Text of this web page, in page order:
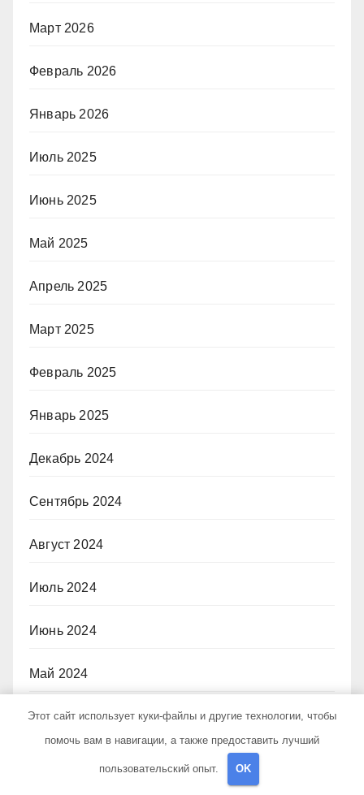
Март 2026
Февраль 2026
Январь 2026
Июль 2025
Июнь 2025
Май 2025
Апрель 2025
Март 2025
Февраль 2025
Январь 2025
Декабрь 2024
Сентябрь 2024
Август 2024
Июль 2024
Июнь 2024
Май 2024
Апрель 2024
Этот сайт использует куки-файлы и другие технологии, чтобы
помочь вам в навигации, а также предоставить лучший
пользовательский опыт. OK